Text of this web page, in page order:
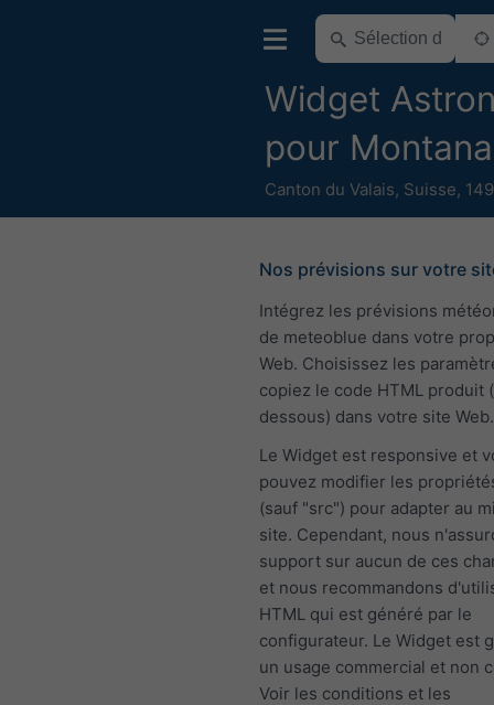
Widget
pour Montana
Canton du Valais, Suisse,
Nos prévisions sur votre
Intégrez les prévisions
de meteoblue dans votre
Web. Choisissez les
copiez le code HTML produit
dessous) dans votre site Web.
Le Widget est responsive et
pouvez modifier les
(sauf "src") pour adapter au
site. Cependant, nous
support sur aucun de ces
et nous recommandons
HTML qui est généré par le
configurateur. Le Widget est
un usage commercial et non
Voir les conditions et les